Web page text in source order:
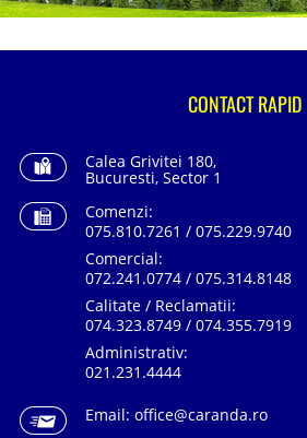
CONTACT RAPID
Calea Grivitei 180,
Bucuresti, Sector 1
Comenzi:
075.810.7261 / 075.229.9740
Comercial:
072.241.0774 / 075.314.8148
Calitate / Reclamatii:
074.323.8749 / 074.355.7919
Administrativ:
021.231.4444
Email: office@caranda.ro